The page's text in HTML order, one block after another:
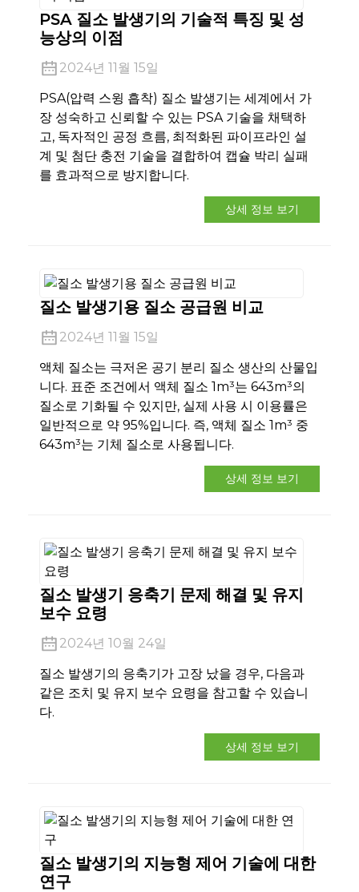
PSA 질소 발생기의 기술적 특징 및 성
능상의 이점
2024년 11월 15일
PSA(압력 스윙 흡착) 질소 발생기는 세계에서 가
장 성숙하고 신뢰할 수 있는 PSA 기술을 채택하
고, 독자적인 공정 흐름, 최적화된 파이프라인 설
계 및 첨단 충전 기술을 결합하여 캡슐 박리 실패
를 효과적으로 방지합니다.
상세 정보 보기
질소 발생기용 질소 공급원 비교
2024년 11월 15일
액체 질소는 극저온 공기 분리 질소 생산의 산물입
니다. 표준 조건에서 액체 질소 1m³는 643m³의
질소로 기화될 수 있지만, 실제 사용 시 이용률은
일반적으로 약 95%입니다. 즉, 액체 질소 1m³ 중
643m³는 기체 질소로 사용됩니다.
상세 정보 보기
질소 발생기 응축기 문제 해결 및 유지
보수 요령
2024년 10월 24일
질소 발생기의 응축기가 고장 났을 경우, 다음과
같은 조치 및 유지 보수 요령을 참고할 수 있습니
다.
상세 정보 보기
질소 발생기의 지능형 제어 기술에 대한
연구